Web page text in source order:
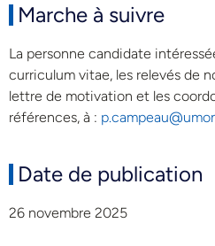
Marche à suivre
La personne candidate
curriculum vitae, les relevés de
lettre de motivation et les
références, à :
Date de publication
26 novembre 2025